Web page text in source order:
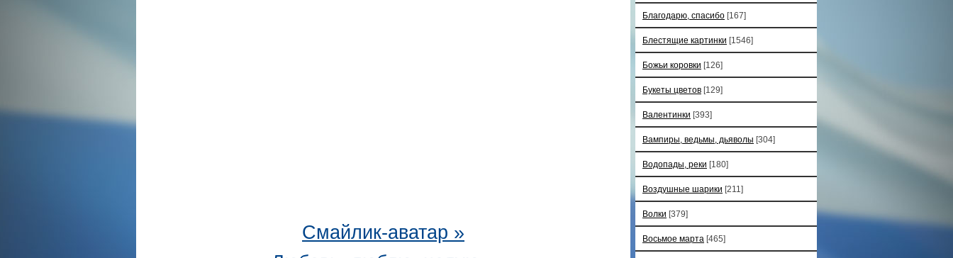
Смайлик-аватар »
Благодарю, спасибо [167]
Блестящие картинки [1546]
Божьи коровки [126]
Букеты цветов [129]
Валентинки [393]
Вампиры, ведьмы, дьяволы [304]
Водопады, реки [180]
Воздушные шарики [211]
Волки [379]
Восьмое марта [465]